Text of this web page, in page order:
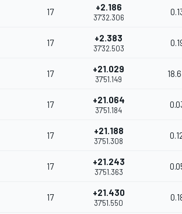
17 +2.186
37'32.306
17 +2.383
37'32.503
17 +21.029
37'51.149
17 +21.064
37'51.184
17 +21.188
37'51.308
17 +21.243
37'51.363
17 +21.430
37'51.550